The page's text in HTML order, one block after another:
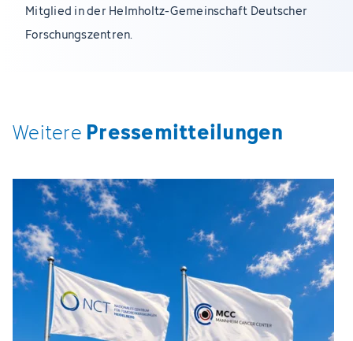
Mitglied in der Helmholtz-Gemeinschaft Deutscher
Forschungszentren.
Weitere Pressemitteilungen